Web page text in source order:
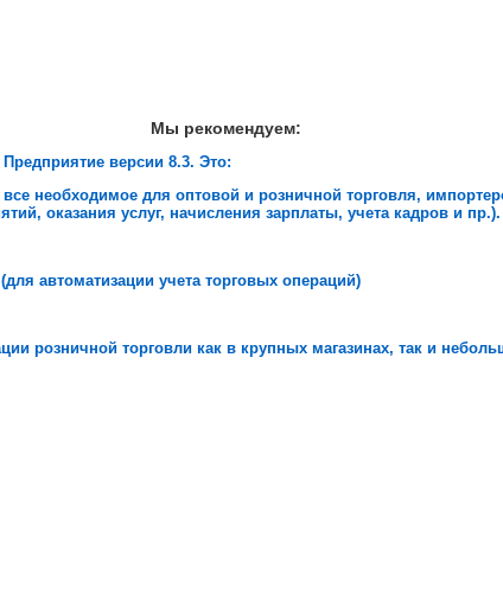
Мы рекомендуем:
версии 8.3. Это:
все необходимое для оптовой и розничной торговля,
оказания услуг, начисления зарплаты, учета кадров и пр.).
автоматизации учета торговых операций)
розничной торговли как в крупных магазинах, так и